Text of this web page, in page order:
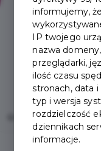
Home Oferty Świat
informujemy,
IP twojego
nazwa
przeglądarki,
ilość czasu
stronach, data
typ i wersja
rozdzielczość
dziennikach
informacje.